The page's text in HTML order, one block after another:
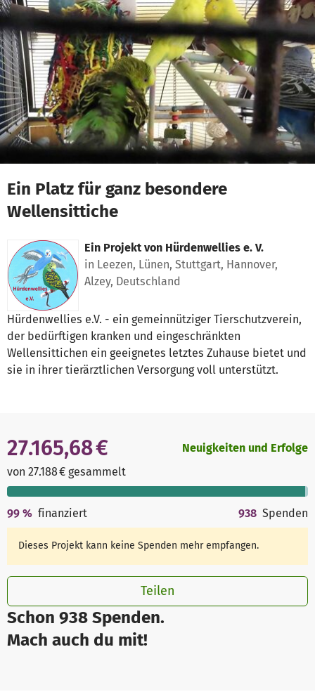
Zum Hauptinhalt springen
Erklärung zur Barrierefreiheit anzeigen
Ein Platz für ganz besondere
Wellensittiche
Ein Projekt von Hürdenwellies e. V.
in Leezen, Lünen, Stuttgart, Hannover,
Alzey, Deutschland
Hürdenwellies e.V. - ein gemeinnütziger Tierschutzverein,
der bedürftigen kranken und eingeschränkten
Wellensittichen ein geeignetes letztes Zuhause bietet und
sie in ihrer tierärztlichen Versorgung voll unterstützt.
Schon 938 Spenden.
Mach auch du mit!
27.165,68 €
von 27.188 € gesammelt
Neuigkeiten und Erfolge
99 % finanziert 938 Spenden
Dieses Projekt kann keine Spenden mehr empfangen.
Teilen